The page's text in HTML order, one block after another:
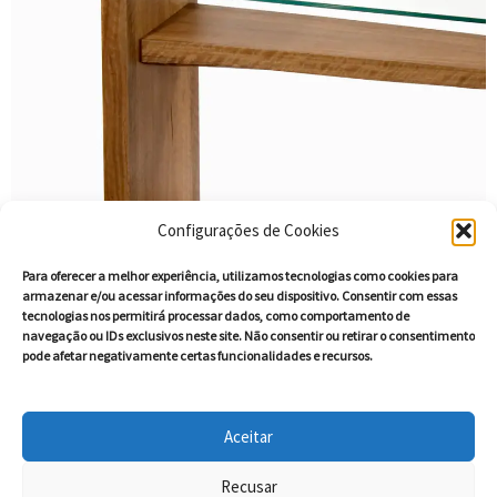
Configurações de Cookies
Para oferecer a melhor experiência, utilizamos tecnologias como cookies para
armazenar e/ou acessar informações do seu dispositivo. Consentir com essas
tecnologias nos permitirá processar dados, como comportamento de
navegação ou IDs exclusivos neste site. Não consentir ou retirar o consentimento
pode afetar negativamente certas funcionalidades e recursos.
Aceitar
Recusar
Quem Somos
Contato
Política de Comentários